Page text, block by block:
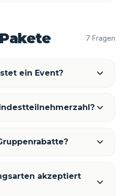
7 Fragen
ein Event?
akzeptiert